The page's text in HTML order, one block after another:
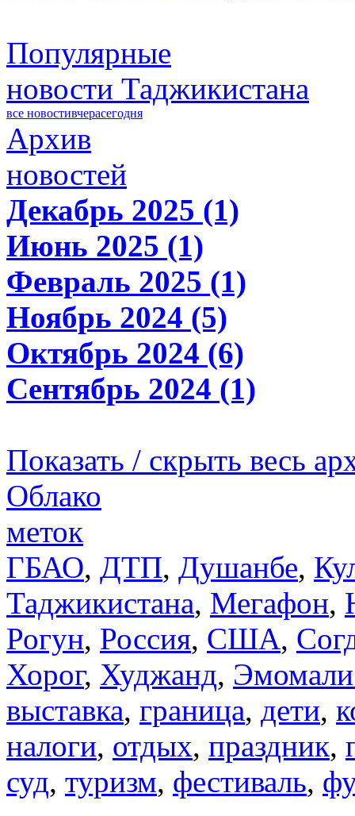
Популярные
новости Таджикистана
все новостивчерасегодня
Архив
новостей
Декабрь 2025 (1)
Июнь 2025 (1)
Февраль 2025 (1)
Ноябрь 2024 (5)
Октябрь 2024 (6)
Сентябрь 2024 (1)
Показать / скрыть весь
Облако
меток
ГБАО, ДТП, Душанбе,
Таджикистана, Мегафон,
Рогун, Россия, США,
Хорог, Худжанд,
выставка, граница, дети,
налоги, отдых, праздник,
суд, туризм, фестиваль,